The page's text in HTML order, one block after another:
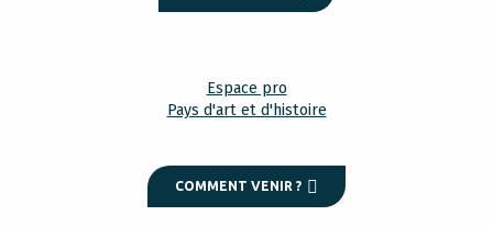
Espace pro
Pays d'art et d'histoire
COMMENT VENIR ?